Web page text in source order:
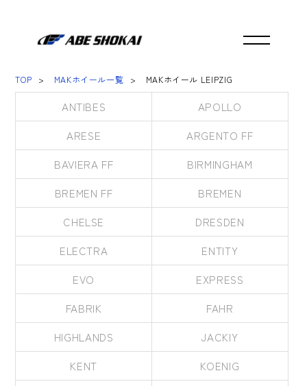
TOP MAKホイール一覧 MAKホイール LEIPZIG
ANTIBES
APOLLO
ARESE
ARGENTO FF
BAVIERA FF
BIRMINGHAM
BREMEN FF
BREMEN
CHELSE
DRESDEN
ELECTRA
ENTITY
EVO
EXPRESS
FABRIK
FAHR
HIGHLANDS
JACKIY
KENT
KOENIG